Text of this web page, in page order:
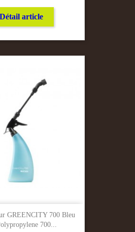
Détail article
GREENCITY 700 Bleu
700...